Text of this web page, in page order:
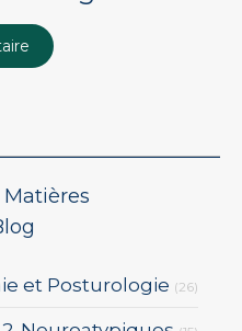
et Posturologie (26)